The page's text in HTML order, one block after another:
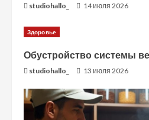
studiohallo_ 14 июля 2026
Здоровье
Обустройство системы
studiohallo_ 13 июля 2026